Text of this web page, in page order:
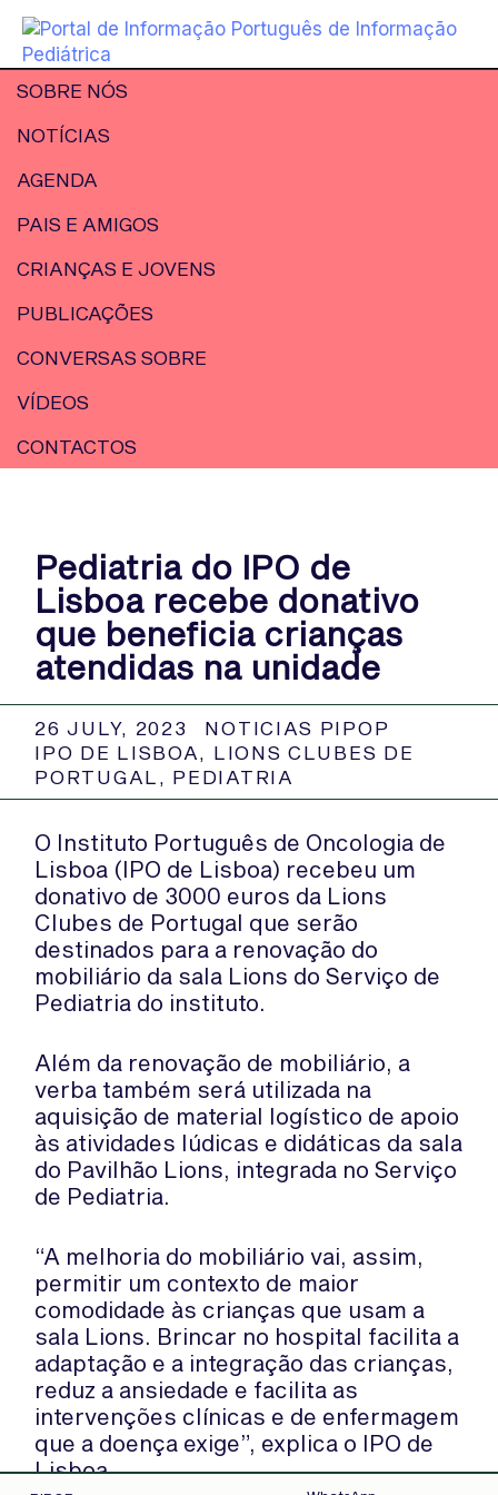
SOBRE NÓS
NOTÍCIAS
AGENDA
PAIS E AMIGOS
CRIANÇAS E JOVENS
PUBLICAÇÕES
CONVERSAS SOBRE
VÍDEOS
CONTACTOS
Pediatria do IPO de
Lisboa recebe donativo
que beneficia crianças
atendidas na unidade
26 JULY, 2023
NOTICIAS PIPOP
IPO DE LISBOA
LIONS CLUBES DE
PORTUGAL
PEDIATRIA
O Instituto Português de Oncologia de
Lisboa (IPO de Lisboa) recebeu um
donativo de 3000 euros da Lions
Clubes de Portugal que serão
destinados para a renovação do
mobiliário da sala Lions do Serviço de
Pediatria do instituto.
Além da renovação de mobiliário, a
verba também será utilizada na
aquisição de material logístico de apoio
às atividades lúdicas e didáticas da sala
do Pavilhão Lions, integrada no Serviço
de Pediatria.
“A melhoria do mobiliário vai, assim,
permitir um contexto de maior
comodidade às crianças que usam a
sala Lions. Brincar no hospital facilita a
adaptação e a integração das crianças,
reduz a ansiedade e facilita as
intervenções clínicas e de enfermagem
que a doença exige”, explica o IPO de
Lisboa.